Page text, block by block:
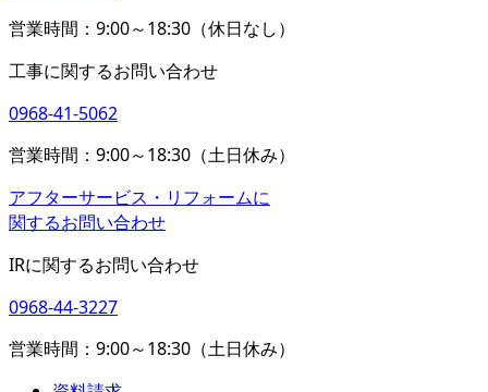
営業時間：9:00～18:30（休日なし）
工事に関するお問い合わせ
0968-41-5062
営業時間：9:00～18:30（土日休み）
アフターサービス・リフォームに
関するお問い合わせ
IRに関するお問い合わせ
0968-44-3227
営業時間：9:00～18:30（土日休み）